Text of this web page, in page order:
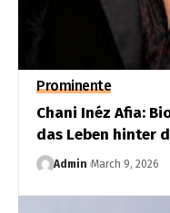
Prominente
Chani Inéz Afia:
das Leben hinter
Admin March 9, 2026